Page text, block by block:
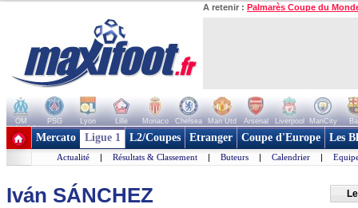
A retenir : Palmarès Coupe du
OM PSG Lyon Lille Monaco Chelsea Man Utd Arsenal Liverpool ManCity
+ de clubs
Mercato Ligue 1 L2/Coupes Etranger Coupe d'Europe Les
Actualité | Résultats & Classement | Buteurs | Calendrier |
Iván SÁNCHEZ